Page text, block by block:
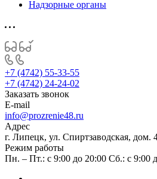
Надзорные органы
+7 (4742) 55-33-55
+7 (4742) 24-24-02
Заказать звонок
E-mail
info@prozrenie48.ru
Адрес
г. Липецк, ул. Спиртзаводская, дом.
Режим работы
Пн. – Пт.: с 9:00 до 20:00 Сб.: с 9:00